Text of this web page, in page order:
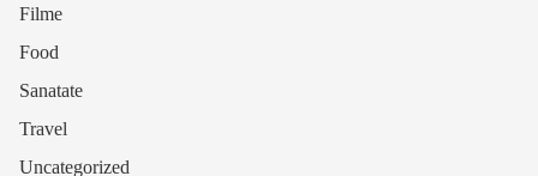
Filme
Food
Sanatate
Travel
Uncategorized